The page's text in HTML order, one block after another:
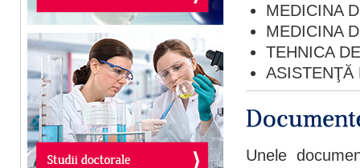
MEDICINA
MEDICINA
TEHNICA
Unele